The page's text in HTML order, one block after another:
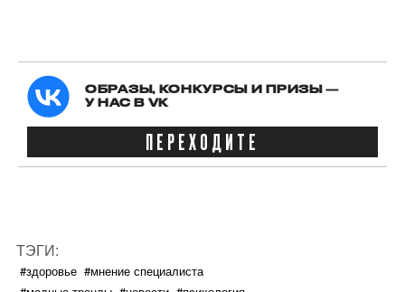
ОБРАЗЫ, КОНКУРСЫ И ПРИЗЫ —
У НАС В VK
ПЕРЕХОДИТЕ
ТЭГИ:
#здоровье #мнение специалиста